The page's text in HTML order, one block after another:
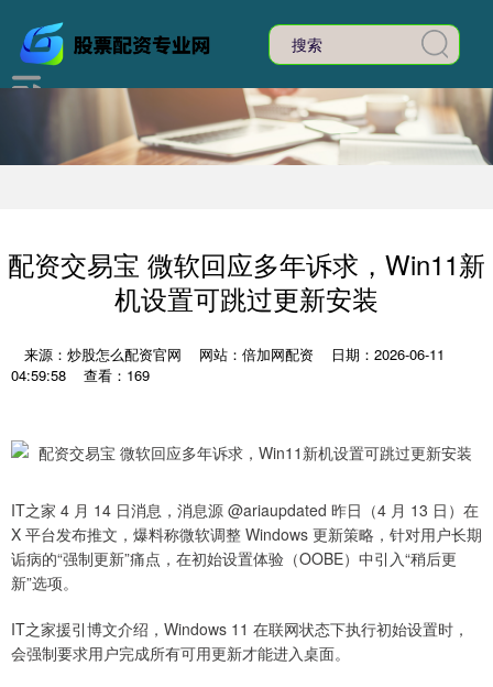
配资交易宝 微软回应多年诉求，Win11新
机设置可跳过更新安装
来源：炒股怎么配资官网 网站：倍加网配资
日期：2026-06-11
04:59:58
查看：169
IT之家 4 月 14 日消息，消息源 @ariaupdated 昨日（4 月 13 日）在
X 平台发布推文，爆料称微软调整 Windows 更新策略，针对用户长期
诟病的“强制更新”痛点，在初始设置体验（OOBE）中引入“稍后更
新”选项。
IT之家援引博文介绍，Windows 11 在联网状态下执行初始设置时，
会强制要求用户完成所有可用更新才能进入桌面。